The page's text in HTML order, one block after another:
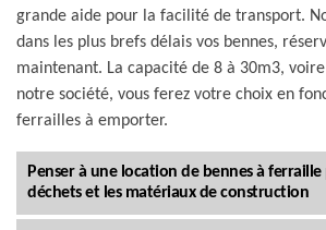
grande aide pour la facilité de transport.
dans les plus brefs délais vos bennes,
maintenant. La capacité de 8 à 30m3,
notre société, vous ferez votre choix en
ferrailles à emporter.
Penser à une location de bennes à ferraille
déchets et les matériaux de construction